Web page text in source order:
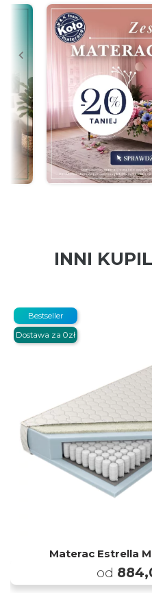
INNI
Materac Estrella
od
Bestseller
Dostawa za 0zł